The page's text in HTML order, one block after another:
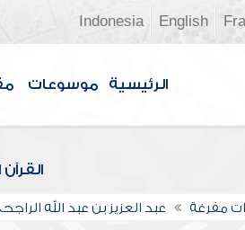
English
Indonesia
الرئيسية موسوعات
مفرغة عبد العزيز بن عبد الله